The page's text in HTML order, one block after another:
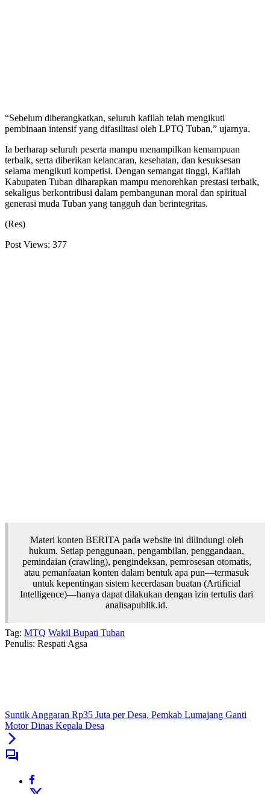
“Sebelum diberangkatkan, seluruh kafilah telah mengikuti
pembinaan intensif yang difasilitasi oleh LPTQ Tuban,” ujarnya.
Ia berharap seluruh peserta mampu menampilkan kemampuan
terbaik, serta diberikan kelancaran, kesehatan, dan kesuksesan
selama mengikuti kompetisi. Dengan semangat tinggi, Kafilah
Kabupaten Tuban diharapkan mampu menorehkan prestasi terbaik,
sekaligus berkontribusi dalam pembangunan moral dan spiritual
generasi muda Tuban yang tangguh dan berintegritas.
(Res)
Post Views: 377
Materi konten BERITA pada website ini dilindungi oleh
hukum. Setiap penggunaan, pengambilan, penggandaan,
pemindaian (crawling), pengindeksan, pemrosesan otomatis,
atau pemanfaatan konten dalam bentuk apa pun—termasuk
untuk kepentingan sistem kecerdasan buatan (Artificial
Intelligence)—hanya dapat dilakukan dengan izin tertulis dari
analisapublik.id.
Tag: MTQ Wakil Bupati Tuban
Penulis: Respati Agsa
Suntik Anggaran Rp35 Juta per Desa, Pemkab Lumajang Ganti
Motor Dinas Kepala Desa